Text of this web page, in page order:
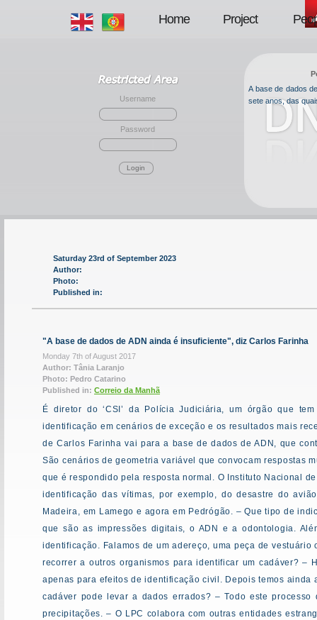
A base de dados
sete anos, das
Username
Password
Login
Home Project
Saturday 23rd of September 2023
Author:
Photo:
Published in:
"A base de dados de ADN ainda é insuficiente", diz Carlos Farinha
Monday 7th of August 2017
Author: Tânia Laranjo
Photo: Pedro Catarino
Published in: Correio da Manhã
É diretor do ‘CSI’ da Polícia Judiciária, um órgão que
identificação em cenários de exceção e os resultados mais
de Carlos Farinha vai para a base de dados de ADN, que
São cenários de geometria variável que convocam respostas
que é respondido pela resposta normal. O Instituto Nacional
identificação das vítimas, por exemplo, do desastre do
Madeira, em Lamego e agora em Pedrógão. – Que tipo de
que são as impressões digitais, o ADN e a odontologia.
identificação. Falamos de um adereço, uma peça de
recorrer a outros organismos para identificar um cadáver? –
apenas para efeitos de identificação civil. Depois temos
cadáver pode levar a dados errados? – Todo este
precipitações. – O LPC colabora com outras entidades